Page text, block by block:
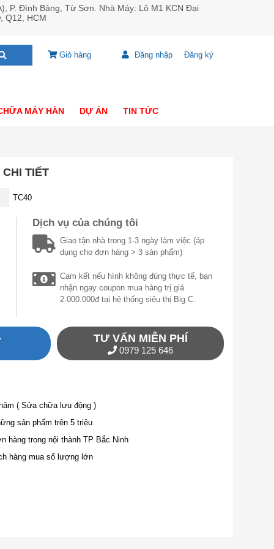
P. Đình Bảng, Từ Sơn. Nhà Máy: Lô M1 KCN Đại
Q12, HCM
Giỏ hàng Đăng nhập Đăng ký
MÁY HÀN DỰ ÁN TIN TỨC
TIẾT
TC40
Dịch vụ của chúng tôi
Giao tận nhà trong 1-3 ngày làm việc (áp
dụng cho đơn hàng > 3 sản phẩm)
Cam kết nếu hình không đúng thực tế, bạn
nhận ngay coupon mua hàng trị giá
2.000.000đ tại hệ thống siêu thị Big C.
TƯ VẤN MIỄN PHÍ
0979 125 646
( Sửa chữa lưu động )
sản phẩm trên 5 triệu
hàng trong nội thành TP Bắc Ninh
hàng mua số lượng lớn